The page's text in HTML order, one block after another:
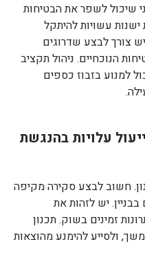
שיכול לשפר את הבטיחות
ישנות עשויות להיתקל
צורך לבצע שדרוגים
הנוכחיים. ניהול תקציב
למנוע בזבוז כספים
עלויות בהנגשת
חשוב לבצע סקירה מקיפה
יש לזהות את
זמינים בשוק. תכנון
ולסייע להימנע מהוצאות